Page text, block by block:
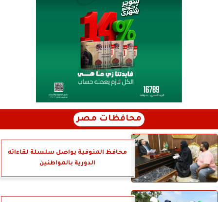
محافظات مصر
محافظ المنوفية يواصل سلسلة لقاءاته
الدورية بالمواطنين